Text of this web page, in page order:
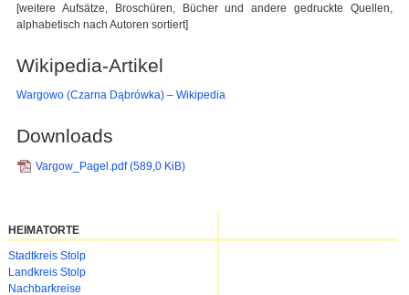
[weitere Aufsätze, Broschüren, Bücher und andere gedruckte Quellen,
alphabetisch nach Autoren sortiert]
Wikipedia-Artikel
Wargowo (Czarna Dąbrówka) – Wikipedia
Downloads
Vargow_Pagel.pdf(589,0 KiB)
HEIMATORTE
Navigation
überspringen
Stadtkreis Stolp
Landkreis Stolp
Nachbarkreise